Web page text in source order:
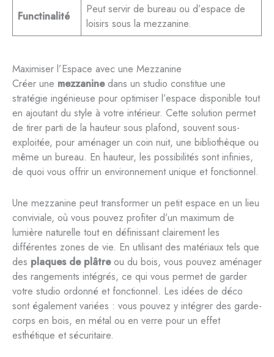
Functinalité
Peut servir de bureau ou d’espace de
loisirs sous la mezzanine.
Maximiser l’Espace avec une Mezzanine
Créer une mezzaninedans un studio constitue une
stratégie ingénieuse pour optimiser l’espace disponible tout
en ajoutant du style à votre intérieur. Cette solution permet
de tirer parti de la hauteur sous plafond, souvent sous-
exploitée, pour aménager un coin nuit, une bibliothèque ou
même un bureau. En hauteur, les possibilités sont infinies,
de quoi vous offrir un environnement unique et fonctionnel.
Une mezzanine peut transformer un petit espace en un lieu
conviviale, où vous pouvez profiter d’un maximum de
lumière naturelle tout en définissant clairement les
différentes zones de vie. En utilisant des matériaux tels que
des plaques de plâtreou du bois, vous pouvez aménager
des rangements intégrés, ce qui vous permet de garder
votre studio ordonné et fonctionnel. Les idées de déco
sont également variées : vous pouvez y intégrer des garde-
corps en bois, en métal ou en verre pour un effet
esthétique et sécuritaire.